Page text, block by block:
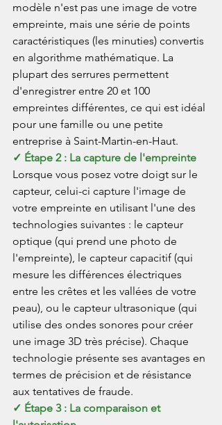
modèle n'est pas une image de votre
empreinte, mais une série de points
caractéristiques (les minuties) convertis
en algorithme mathématique. La
plupart des serrures permettent
d'enregistrer entre 20 et 100
empreintes différentes, ce qui est idéal
pour une famille ou une petite
entreprise à Saint-Martin-en-Haut.
✓ Étape 2 : La capture de l'empreinte
Lorsque vous posez votre doigt sur le
capteur, celui-ci capture l'image de
votre empreinte en utilisant l'une des
technologies suivantes : le capteur
optique (qui prend une photo de
l'empreinte), le capteur capacitif (qui
mesure les différences électriques
entre les crêtes et les vallées de votre
peau), ou le capteur ultrasonique (qui
utilise des ondes sonores pour créer
une image 3D très précise). Chaque
technologie présente ses avantages en
termes de précision et de résistance
aux tentatives de fraude.
✓ Étape 3 : La comparaison et